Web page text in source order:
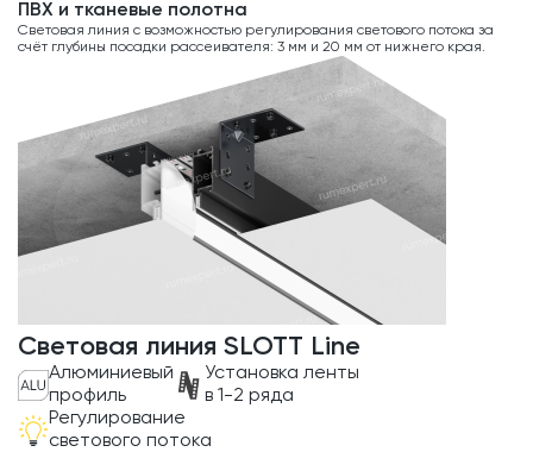
ПВХ и тканевые полотна
Световая линия с возможностью регулирования светового потока за
счёт глубины посадки рассеивателя: 3 мм и 20 мм от нижнего края.
Световая линия SLOTT Line
Алюминиевый
профиль
Установка ленты
в 1-2 ряда
Регулирование
светового потока